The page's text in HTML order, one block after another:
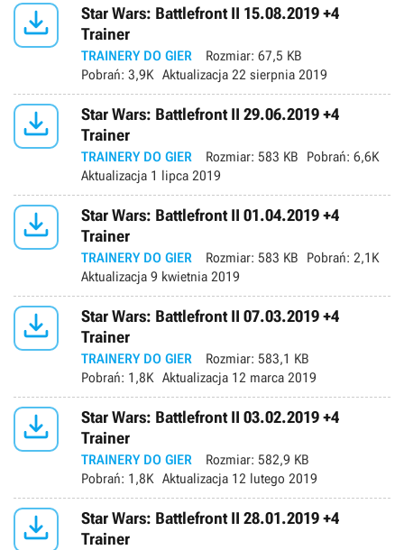

Star Wars: Battlefront II 15.08.2019 +4
Trainer
TRAINERY DO GIER Rozmiar: 67,5 KB
Pobrań: 3,9K Aktualizacja 22 sierpnia 2019

Star Wars: Battlefront II 29.06.2019 +4
Trainer
TRAINERY DO GIER Rozmiar: 583 KB Pobrań: 6,6K
Aktualizacja 1 lipca 2019

Star Wars: Battlefront II 01.04.2019 +4
Trainer
TRAINERY DO GIER Rozmiar: 583 KB Pobrań: 2,1K
Aktualizacja 9 kwietnia 2019

Star Wars: Battlefront II 07.03.2019 +4
Trainer
TRAINERY DO GIER Rozmiar: 583,1 KB
Pobrań: 1,8K Aktualizacja 12 marca 2019

Star Wars: Battlefront II 03.02.2019 +4
Trainer
TRAINERY DO GIER Rozmiar: 582,9 KB
Pobrań: 1,8K Aktualizacja 12 lutego 2019

Star Wars: Battlefront II 28.01.2019 +4
Trainer